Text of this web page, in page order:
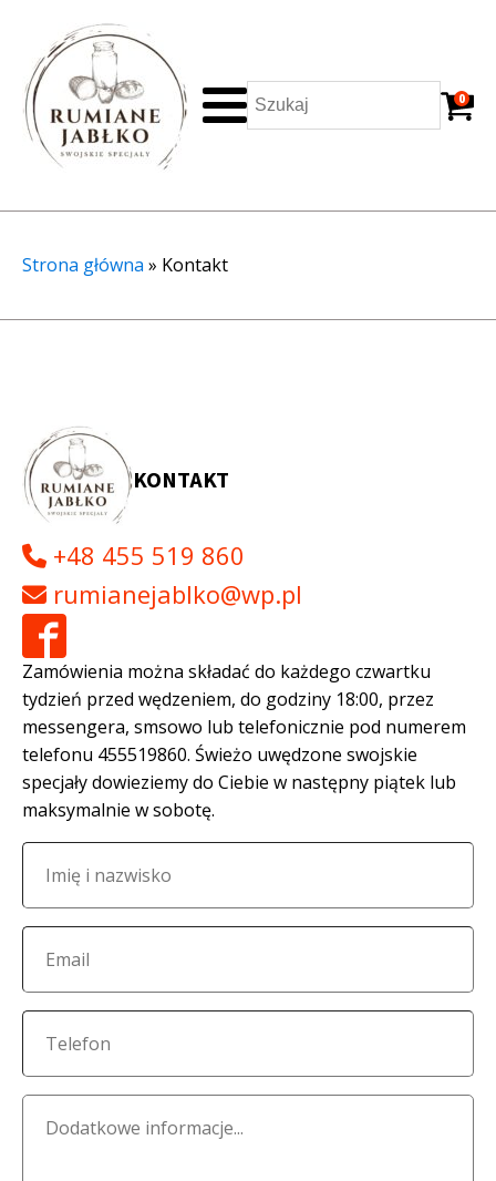
0
Strona główna » Kontakt
KONTAKT
+48 455 519 860
rumianejablko@wp.pl
Zamówienia można składać do każdego czwartku
tydzień przed wędzeniem, do godziny 18:00, przez
messengera, smsowo lub telefonicznie pod numerem
telefonu 455519860. Świeżo uwędzone swojskie
specjały dowieziemy do Ciebie w następny piątek lub
maksymalnie w sobotę.